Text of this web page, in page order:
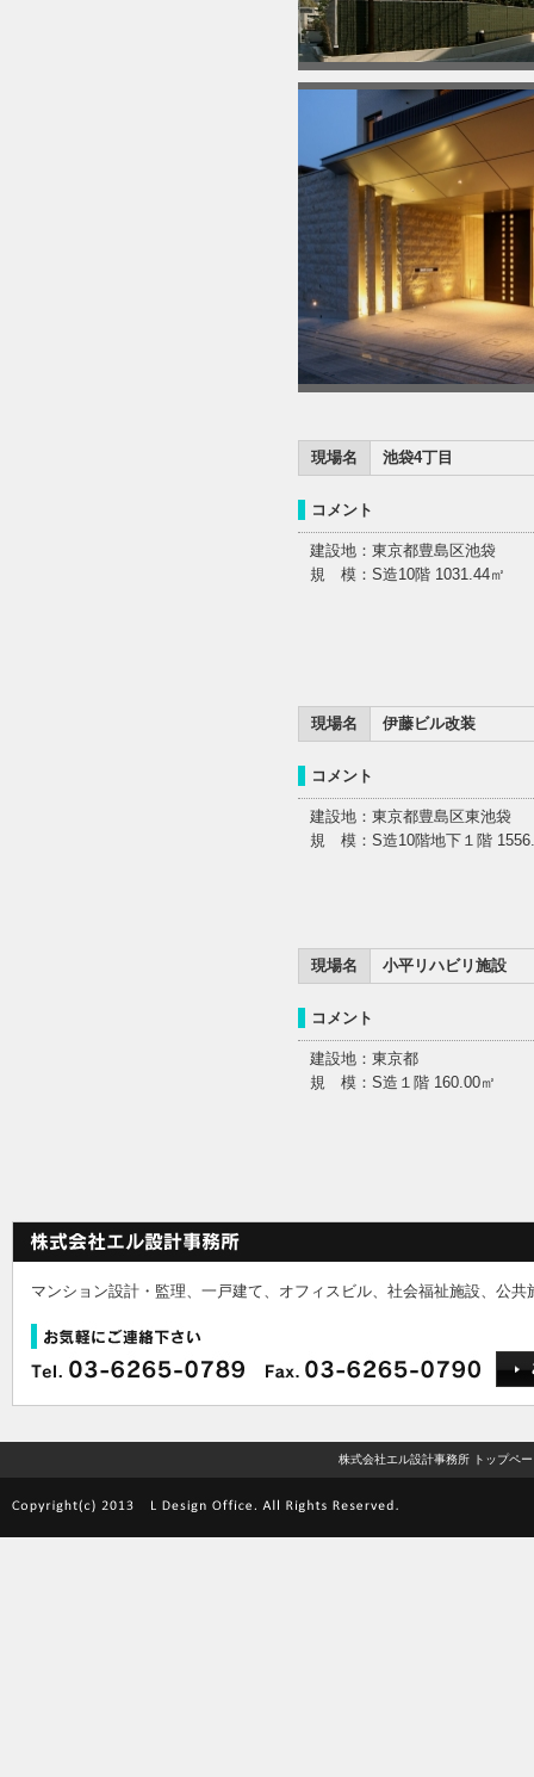
現場名 池袋4丁目
コメント
建設地：東京都豊島区池袋
規 模：S造10階 1031.44㎡
現場名 伊藤ビル改装
コメント
建設地：東京都豊島区東池袋
規 模：S造10階地下１階
現場名 小平リハビリ施設
コメント
建設地：東京都
規 模：S造１階 160.00㎡
マンション設計・監理、一戸建て、オフィスビル、社会福祉施設、公共
株式会社エル設計事務所 トップペー